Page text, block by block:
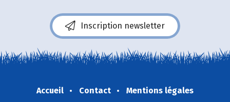
Inscription newsletter
Accueil Contact
Mentions légales